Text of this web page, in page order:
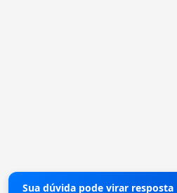
Sua dúvida pode virar resposta